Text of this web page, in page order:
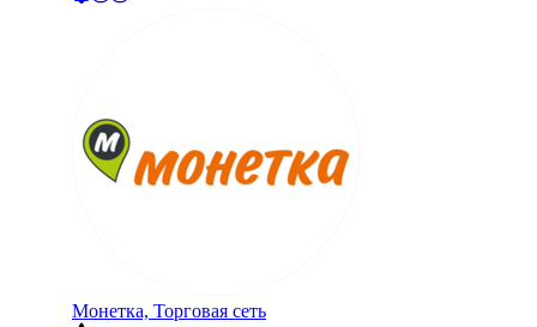
Монетка, Торговая сеть